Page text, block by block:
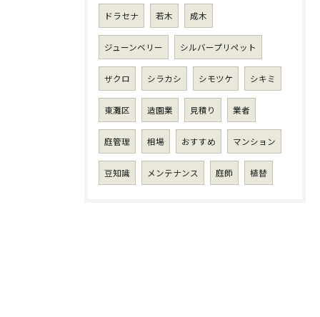
ドラセナ 若木 成木
ジューンベリー シルバープリペット
ザクロ シラカシ シモツケ シキミ
東灘区 造園業 見積り 業者
庭管理 相場 おすすめ マンション
豆知識 メンテナンス 庭師 植替